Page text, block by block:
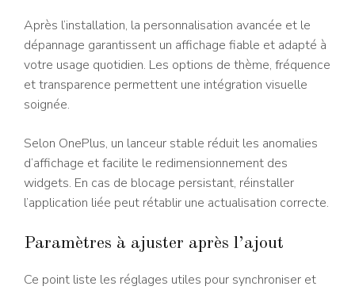
Après l’installation, la personnalisation avancée et le
dépannage garantissent un affichage fiable et adapté à
votre usage quotidien. Les options de thème, fréquence
et transparence permettent une intégration visuelle
soignée.
Selon OnePlus, un lanceur stable réduit les anomalies
d’affichage et facilite le redimensionnement des
widgets. En cas de blocage persistant, réinstaller
l’application liée peut rétablir une actualisation correcte.
Paramètres à ajuster après l’ajout
Ce point liste les réglages utiles pour synchroniser et